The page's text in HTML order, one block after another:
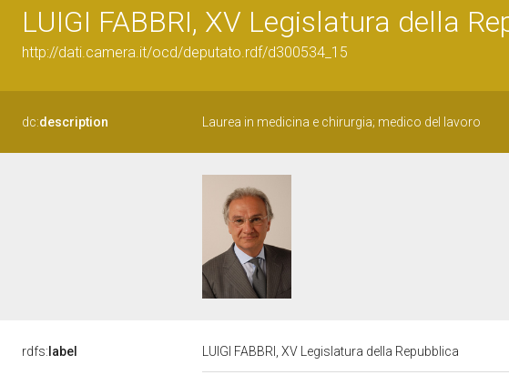
LUIGI FABBRI, XV Legislatura della
http://dati.camera.it/ocd/deputato.rdf/d300534_15
dc:description Laurea in medicina e chirurgia; medico del lavoro
rdfs: label LUIGI FABBRI, XV Legislatura della Repubblica